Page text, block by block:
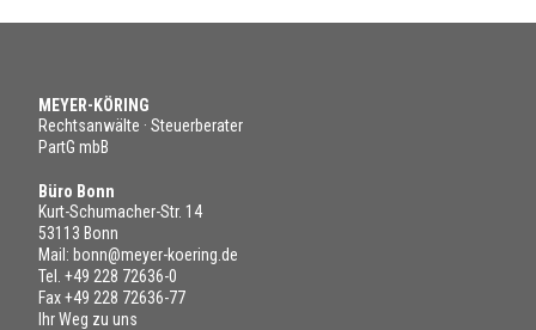
MEYER-KÖRING
Rechtsanwälte · Steuerberater
PartG mbB
Büro Bonn
Kurt-Schumacher-Str. 14
53113 Bonn
Mail: bonn@meyer-koering.de
Tel. +49 228 72636-0
Fax +49 228 72636-77
Ihr Weg zu uns